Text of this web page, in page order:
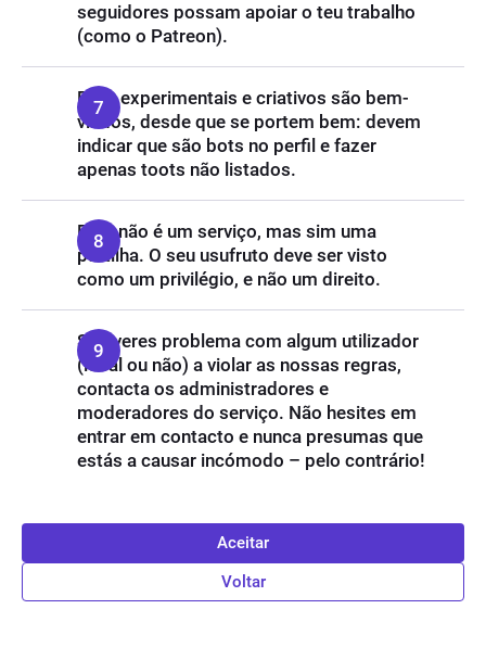
seguidores possam apoiar o teu trabalho
(como o Patreon).
Bots experimentais e criativos são bem-
vindos, desde que se portem bem: devem
indicar que são bots no perfil e fazer
apenas toots não listados.
Este não é um serviço, mas sim uma
partilha. O seu usufruto deve ser visto
como um privilégio, e não um direito.
Se tiveres problema com algum utilizador
(local ou não) a violar as nossas regras,
contacta os administradores e
moderadores do serviço. Não hesites em
entrar em contacto e nunca presumas que
estás a causar incómodo – pelo contrário!
Aceitar
Voltar